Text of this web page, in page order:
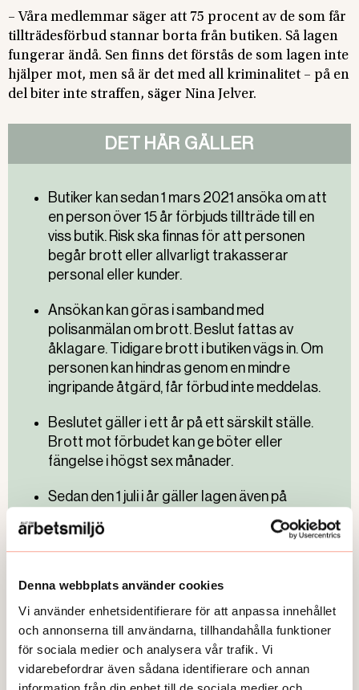
Denna webbplats använder cookies
Vi använder enhetsidentifierare för att anpassa innehållet
och annonserna till användarna, tillhandahålla funktioner
för sociala medier och analysera vår trafik. Vi
vidarebefordrar även sådana identifierare och annan
– Våra medlemmar säger att 75 procent av de som får
tillträdesförbud stannar borta från butiken. Så lagen
fungerar ändå. Sen finns det förstås de som lagen inte
hjälper mot, men så är det med all kriminalitet – på en
del biter inte straffen, säger Nina Jelver.
DET HÄR GÄLLER
Butiker kan sedan 1 mars 2021 ansöka om att
en person över 15 år förbjuds tillträde till en
viss butik. Risk ska finnas för att personen
begår brott eller allvarligt trakasserar
personal eller kunder.
Ansökan kan göras i samband med
polisanmälan om brott. Beslut fattas av
åklagare. Tidigare brott i butiken vägs in. Om
personen kan hindras genom en mindre
ingripande åtgärd, får förbud inte meddelas.
Beslutet gäller i ett år på ett särskilt ställe.
Brott mot förbudet kan ge böter eller
fängelse i högst sex månader.
Sedan den 1 juli i år gäller lagen även på
bibliotek och simhallar. Tillträdesförbud på
bibliotek ska även kunna meddelas vid risk för
ordningsstörningar.
Källa: Regeringen och Riksdagen
Text :Karin Nilsson